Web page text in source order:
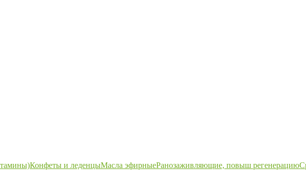
Конфеты и леденцыМасла эфирныеРанозаживляющие, повыш регенерацию